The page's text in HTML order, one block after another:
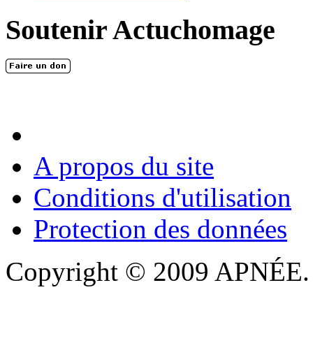
Soutenir Actuchomage
A propos du site
Conditions d'utilisation
Protection des données
Copyright © 2009 APNÉE.